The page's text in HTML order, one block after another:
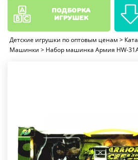
Детские игрушки по оптовым ценам >
Машинки > Набор машинка Армия HW-
подборка
игрушек